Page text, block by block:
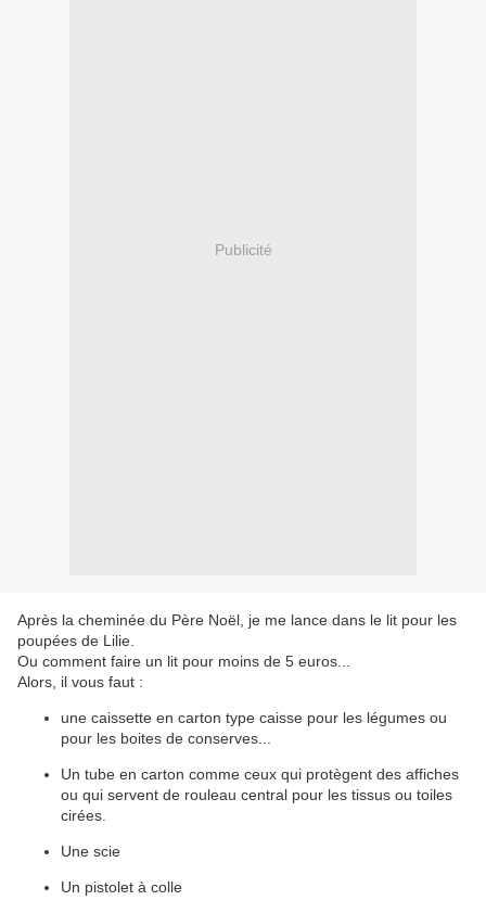
Publicité
Après la cheminée du Père Noël, je me lance dans le lit pour les
poupées de Lilie.
Ou comment faire un lit pour moins de 5 euros...
Alors, il vous faut :
une caissette en carton type caisse pour les légumes ou
pour les boites de conserves...
Un tube en carton comme ceux qui protègent des affiches
ou qui servent de rouleau central pour les tissus ou toiles
cirées.
Une scie
Un pistolet à colle